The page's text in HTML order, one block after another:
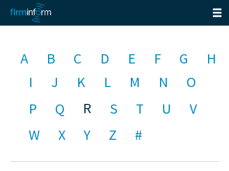
A B C D E F G
H
I
J K L M N
O
P
Q R S T U
V
W
X Y Z #